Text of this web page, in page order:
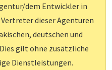
dem Entwickler in
dieser Agenturen
deutschen und
gilt ohne zusätzliche
Dienstleistungen.